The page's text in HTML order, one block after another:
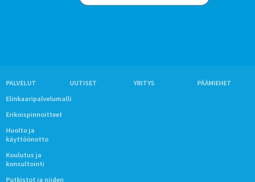
PALVELUT
Elinkaaripalvelumalli
Erikoispinnoitteet
Huolto ja
käyttöönotto
Koulutus ja
konsultointi
Putkistot ja niiden
UUTISET YRITYS PÄÄMIEHET